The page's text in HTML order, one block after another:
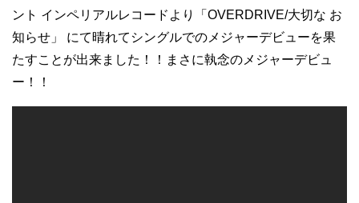
ント インペリアルレコードより「OVERDRIVE/大切な お
知らせ」 にて晴れてシングルでのメジャーデビューを果
たすことが出来ました！！まさに執念のメジャーデビュ
ー！！